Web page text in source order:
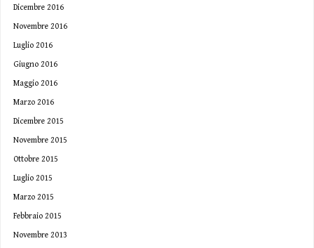
Dicembre 2016
Novembre 2016
Luglio 2016
Giugno 2016
Maggio 2016
Marzo 2016
Dicembre 2015
Novembre 2015
Ottobre 2015
Luglio 2015
Marzo 2015
Febbraio 2015
Novembre 2013